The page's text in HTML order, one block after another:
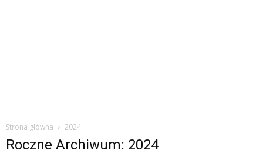
Strona główna 2024
Roczne Archiwum: 2024